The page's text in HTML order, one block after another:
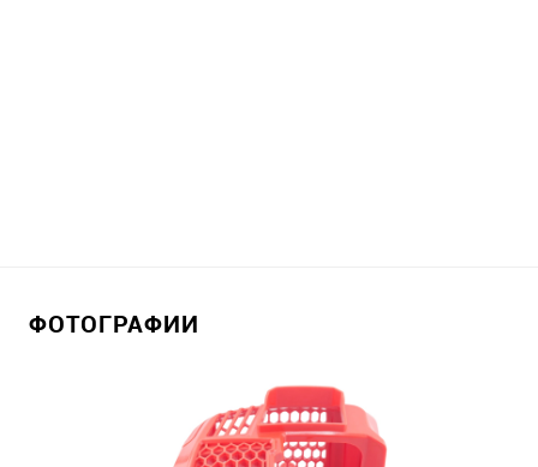
ФОТОГРАФИИ